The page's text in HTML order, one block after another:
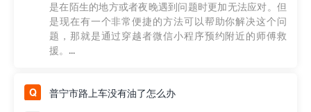
是在陌生的地方或者夜晚遇到问题时更加无法应对。但
是现在有一个非常便捷的方法可以帮助你解决这个问
题，那就是通过穿越者微信小程序预约附近的师傅救
援。...
普宁市路上车没有油了怎么办